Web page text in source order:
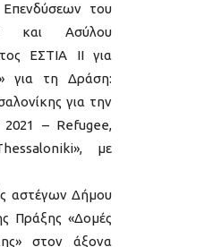
του
και Ασύλου
ΕΣΤΙΑ ΙΙ για
για τη Δράση:
για την
2021 – Refugee,
με
αστέγων Δήμου
Πράξης «Δομές
στον άξονα